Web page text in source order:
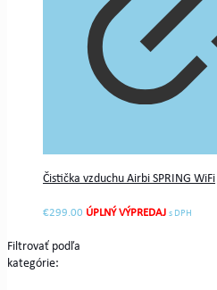
Čistička vzduchu Airbi SPRING WiFi
€299.00 s DPH
Filtrovať podľa
kategórie: